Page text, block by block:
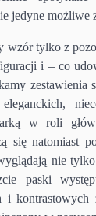
jedyne możliwe
wzór tylko z
i – co
zestawienia
w roli
się natomiast
nie
paski
i kontrastowych